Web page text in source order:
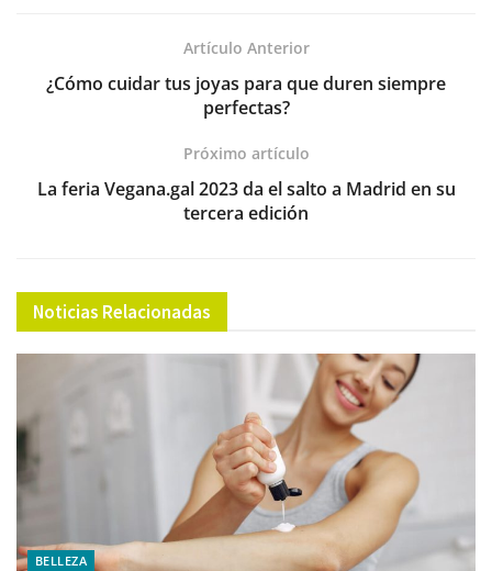
o p
m n
Artículo Anterior
¿Cómo cuidar tus joyas para que duren siempre
perfectas?
Próximo artículo
La feria Vegana.gal 2023 da el salto a Madrid en su
tercera edición
Noticias Relacionadas
BELLEZA